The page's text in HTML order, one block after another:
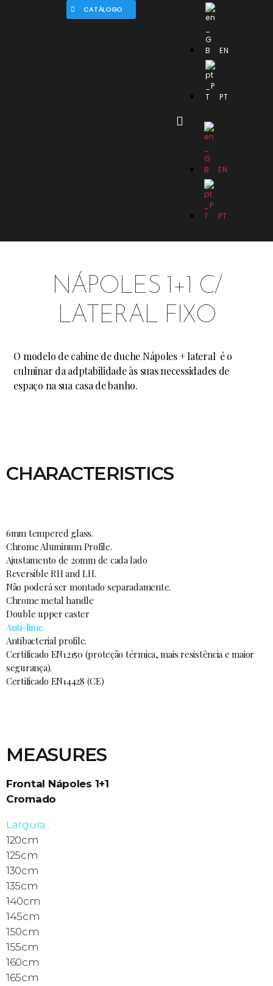
CATÁLOGO
EN
PT
EN
PT
NÁPOLES 1+1 C/
LATERAL FIXO
O modelo de cabine de duche Nápoles + lateral é o
culminar da adptabilidade às suas necessidades de
espaço na sua casa de banho.
CHARACTERISTICS
6mm tempered glass.
Chrome Aluminum Profile.
Ajustamento de 20mm de cada lado
Reversible RH and LH.
Não poderá ser montado separadamente.
Chrome metal handle
Double upper caster
Anti-lime.
Antibacterial profile.
Certificado EN12150 (proteção térmica, mais resistência e maior
segurança).
Certificado EN14428 (CE)
MEASURES
Frontal Nápoles 1+1
Cromado
Largura :
120cm
125cm
130cm
135cm
140cm
145cm
150cm
155cm
160cm
165cm